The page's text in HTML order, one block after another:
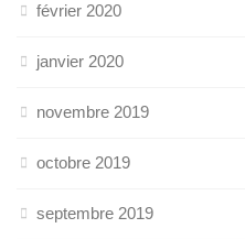
février 2020
janvier 2020
novembre 2019
octobre 2019
septembre 2019